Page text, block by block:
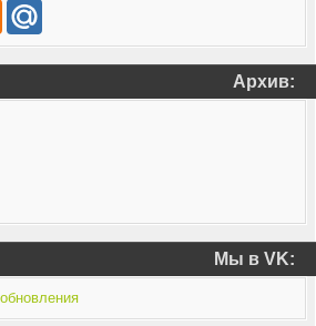
Odnoklassniki
Mail.Ru
Архив:
Мы в VK: